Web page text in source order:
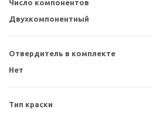
Число компонентов
Двухкомпонентный
Отвердитель в комплекте
Нет
Тип краски